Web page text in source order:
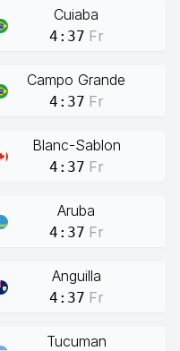
Cuiaba
4:37 Fr
Campo Grande
4:37 Fr
Blanc-Sablon
4:37 Fr
Aruba
4:37 Fr
Anguilla
4:37 Fr
Tucuman